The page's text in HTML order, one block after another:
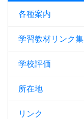
各種案内
学習教材リンク集
学校評価
所在地
リンク